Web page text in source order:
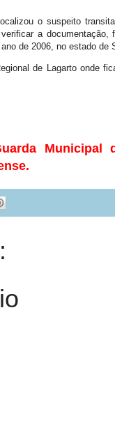
o suspeito
a
de 2006, no estado de
de Lagarto onde
Municipal